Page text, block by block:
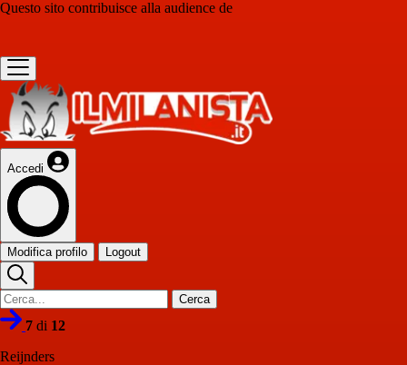
Questo sito contribuisce alla audience de
Accedi
Modifica profilo Logout
Cerca
7 di 12
Reijnders